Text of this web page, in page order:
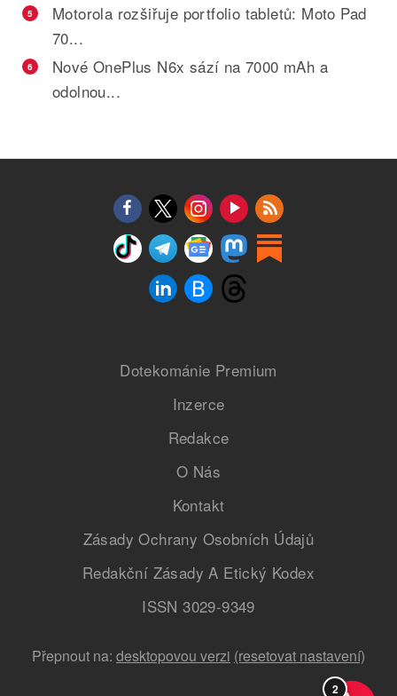
5
Motorola rozšiřuje portfolio tabletů: Moto Pad
70...
6
Nové OnePlus N6x sází na 7000 mAh a
odolnou...
Dotekománie Premium
Inzerce
Redakce
O Nás
Kontakt
Zásady Ochrany Osobních Údajů
Redakční Zásady A Etický Kodex
ISSN 3029-9349
Přepnout na: desktopovou verzi (resetovat nastavení)
2